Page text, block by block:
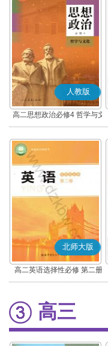
人教版
高二思想政治必修4 哲学与文
化(部编版)
北师大版
高二英语选择性必修 第二册
高三